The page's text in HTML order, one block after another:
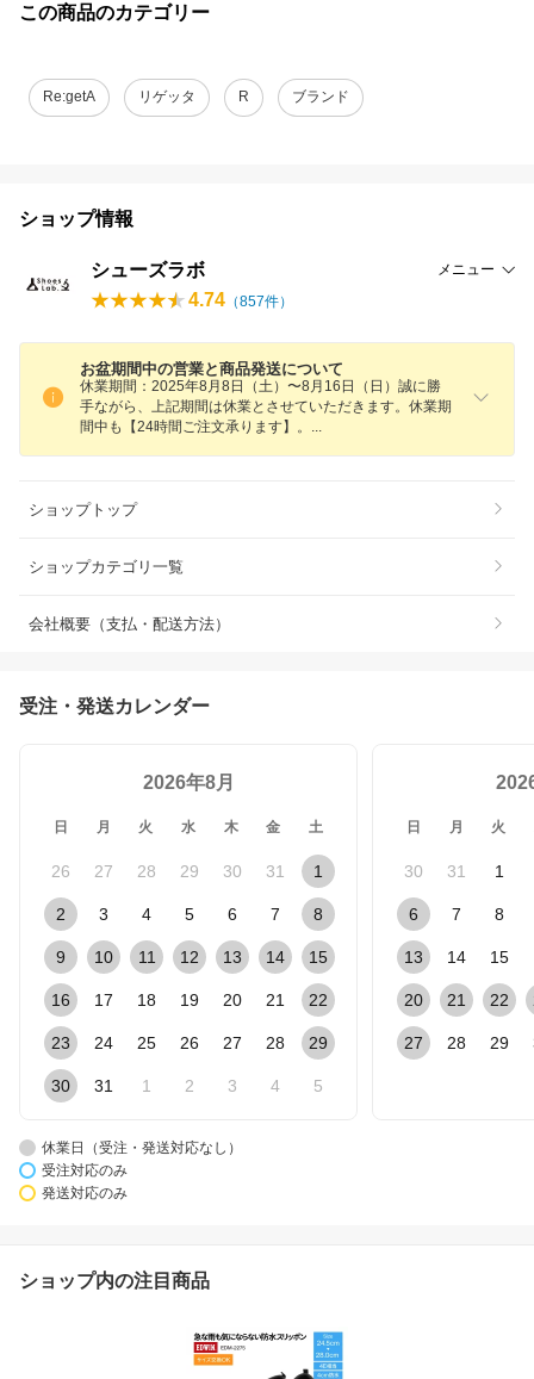
この商品のカテゴリー
Re:getA リゲッタ R ブランド
ショップ情報
シューズラボ メニュー
4.74 （857件）
お盆期間中の営業と商品発送について
休業期間：2025年8月8日（土）〜8月16日（日）誠に勝
手ながら、上記期間は休業とさせていただきます。休業期
間中も【24時間ご注文承ります】
。
ショップトップ
ショップカテゴリ一覧
会社概要（支払・配送方法）
受注・発送カレンダー
2026年8月
日 月 火 水 木 金 土
26 27 28 29 30 31 1
2 3 4 5 6 7 8
9 10 11 12 13 14 15
16 17 18 19 20 21 22
23 24 25 26 27 28 29
30 31 1 2 3 4 5
日 月 火
30 31 1
6 7 8
13 14 15
20 21 22
27 28 29
休業日（受注・発送対応なし）
受注対応のみ
発送対応のみ
ショップ内の注目商品